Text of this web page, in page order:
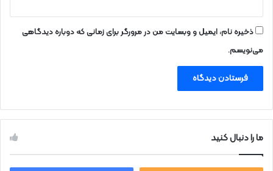
ذخیره نام، ایمیل و وبسایت من در مرورگر برای زمانی که دوباره دیدگاهی
می‌نویسم.
ما را دنبال کنید